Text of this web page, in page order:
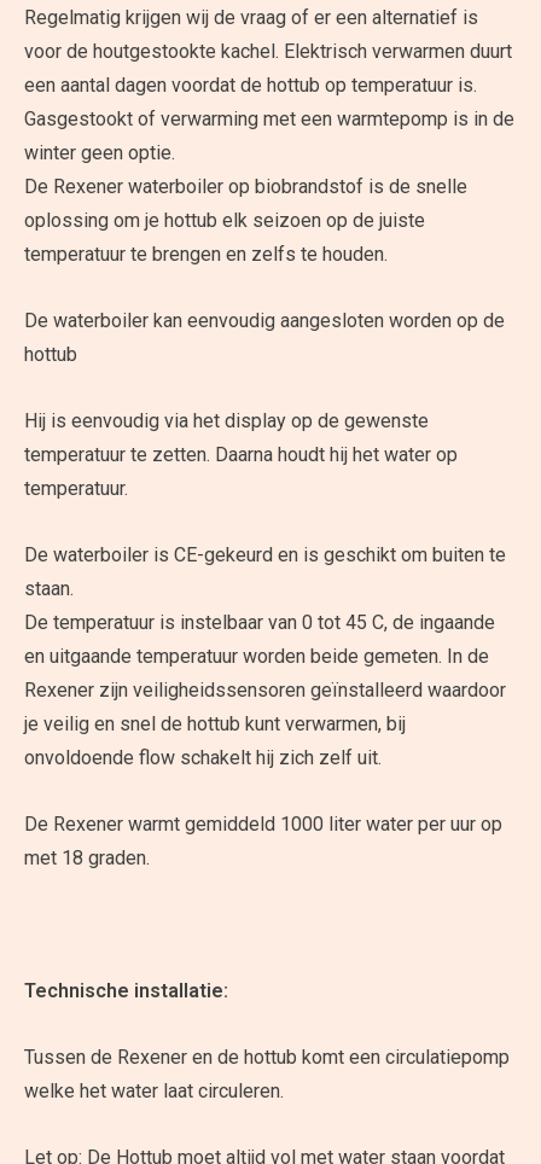
Regelmatig krijgen wij de vraag of er een alternatief is
voor de houtgestookte kachel. Elektrisch verwarmen duurt
een aantal dagen voordat de hottub op temperatuur is.
Gasgestookt of verwarming met een warmtepomp is in de
winter geen optie.
De Rexener waterboiler op biobrandstof is de snelle
oplossing om je hottub elk seizoen op de juiste
temperatuur te brengen en zelfs te houden.
De waterboiler kan eenvoudig aangesloten worden op de
hottub
Hij is eenvoudig via het display op de gewenste
temperatuur te zetten. Daarna houdt hij het water op
temperatuur.
De waterboiler is CE-gekeurd en is geschikt om buiten te
staan.
De temperatuur is instelbaar van 0 tot 45 C, de ingaande
en uitgaande temperatuur worden beide gemeten. In de
Rexener zijn veiligheidssensoren geïnstalleerd waardoor
je veilig en snel de hottub kunt verwarmen, bij
onvoldoende flow schakelt hij zich zelf uit.
De Rexener warmt gemiddeld 1000 liter water per uur op
met 18 graden.
Technische installatie:
Tussen de Rexener en de hottub komt een circulatiepomp
welke het water laat circuleren.
Let op: De Hottub moet altijd vol met water staan voordat